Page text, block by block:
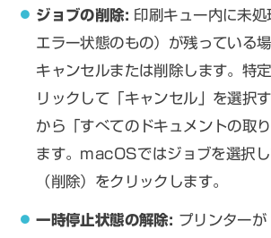
ジョブの削除: 印刷キュー内に未
エラー状態のもの）が残っている
キャンセルまたは削除します。特
リックして「キャンセル」を選択
から「すべてのドキュメントの取
ます。macOSではジョブを選択
（削除）をクリックします。
一時停止状態の解除: プリンター